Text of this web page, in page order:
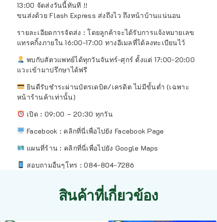
13:00 จัดส่งวันนี้ทันที !!
ขนส่งด้วย Flash Express ส่งถึงไว ถึงหน้าบ้านแน่นอน
รายละเอียดการจัดส่ง : โดยลูกค้าจะได้รับการแจ้งหมายเลข
แทรคกิ้งภายใน 16:00-17:00 ทางอีเมลที่ได้ลงทะเบียนไว้
พบกับสัตวแพทย์ได้ทุกวันจันทร์-ศุกร์ ตั้งแต่ 17:00-20:00
แวะเข้ามาปรึกษาได้ฟรี
ยินดีรับชำระผ่านบัตรเดบิต/เครดิต ไม่มีขั้นต่ำ (เฉพาะ
หน้าร้านค้าเท่านั้น)
เปิด : 09:00 – 20:30 ทุกวัน
Facebook : คลิกที่นี่เพื่อไปยัง Facebook Page
แผนที่ร้าน : คลิกที่นี่เพื่อไปยัง Google Maps
สอบถามอื่นๆโทร : 084-804-7286
สินค้าที่เกี่ยวข้อง